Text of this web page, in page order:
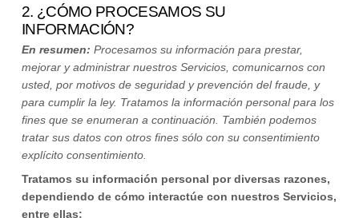
2. ¿CÓMO PROCESAMOS SU
INFORMACIÓN?
En resumen: Procesamos su información para prestar,
mejorar y administrar nuestros Servicios, comunicarnos con
usted, por motivos de seguridad y prevención del fraude, y
para cumplir la ley. Tratamos la información personal para los
fines que se enumeran a continuación. También podemos
tratar sus datos con otros fines sólo con su consentimiento
explícitoconsentimiento.
Tratamos su información personal por diversas razones,
dependiendo de cómo interactúe con nuestros Servicios,
entre ellas: